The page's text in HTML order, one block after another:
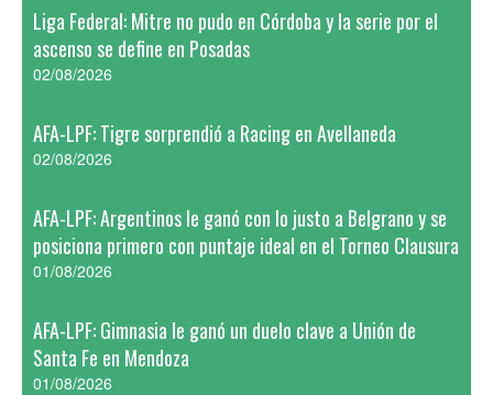
Liga Federal: Mitre no pudo en Córdoba y la serie por el
ascenso se define en Posadas
02/08/2026
AFA-LPF: Tigre sorprendió a Racing en Avellaneda
02/08/2026
AFA-LPF: Argentinos le ganó con lo justo a Belgrano y se
posiciona primero con puntaje ideal en el Torneo Clausura
01/08/2026
AFA-LPF: Gimnasia le ganó un duelo clave a Unión de
Santa Fe en Mendoza
01/08/2026